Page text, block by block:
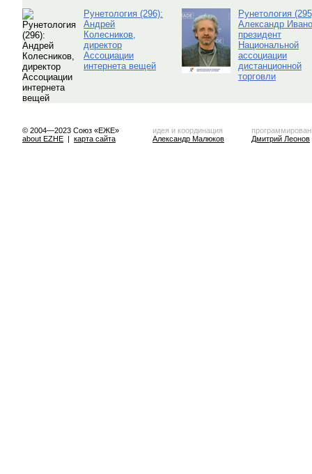
Рунетология (296):
Андрей
Колесников,
директор
Ассоциации
интернета вещей
Рунетология
Александр
президент
Национальной
ассоциации
дистанционной
торговли
© 2004—2023 Союз «ЕЖЕ»
about EZHE | карта сайта
идея и координация
Александр Малюков
Дмитрий Леонов